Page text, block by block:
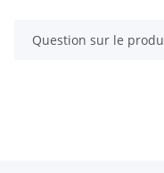
Question sur le